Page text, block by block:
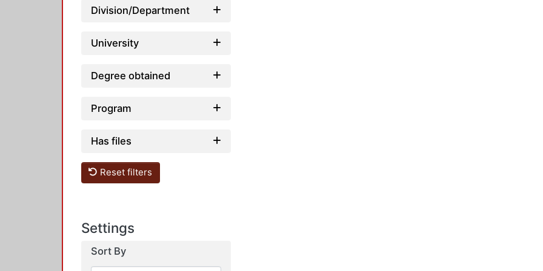
Division/Department
University
Degree obtained
Program
Has files
Reset filters
Settings
Sort By